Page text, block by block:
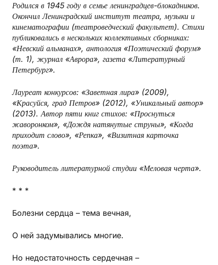
Родился в 1945 году в семье ленинградцев-блокадников.
Окончил Ленинградский институт театра, музыки и
кинематографии (театроведческий факультет). Стихи
публиковались в нескольких коллективных сборниках:
«Невский альманах», антология «Поэтический форум»
(т. 1), журнал «Аврора», газета «Литературный
Петербург».
Лауреат конкурсов: «Заветная лира» (2009),
«Красуйся, град Петров» (2012), «Уникальный автор»
(2013). Автор пяти книг стихов: «Проснуться
жаворонком», «Дождя натянутые струны», «Когда
приходит слово», «Репка», «Визитная карточка
поэта».
Руководитель литературной студии «Меловая черта».
* * *
Болезни сердца – тема вечная,
О ней задумывались многие.
Но недостаточность сердечная –